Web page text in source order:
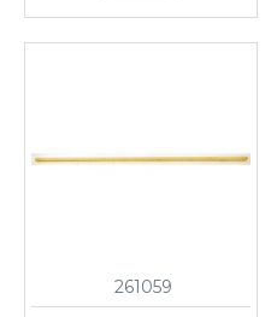
261059